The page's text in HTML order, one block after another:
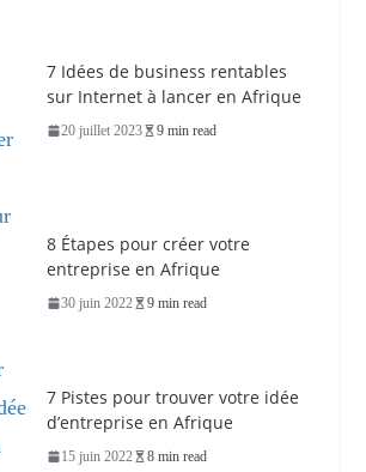
7 Idées de business rentables
sur Internet à lancer en Afrique
20 juillet 2023 9 min read
8 Étapes pour créer votre
entreprise en Afrique
30 juin 2022 9 min read
7 Pistes pour trouver votre idée
d’entreprise en Afrique
15 juin 2022 8 min read